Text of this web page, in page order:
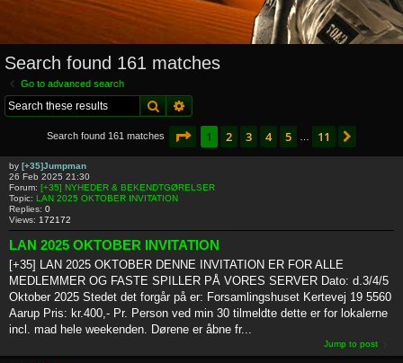
Search found 161 matches
Go to advanced search
Search
Search found 161 matches Page 1of 11
1 2 3 4 5 11
by [+35]Jumpman
26 Feb 2025 21:30
Forum: [+35] NYHEDER & BEKENDTGØRELSER
Topic: LAN 2025 OKTOBER INVITATION
Replies: 0
Views: 172172
LAN 2025 OKTOBER INVITATION
[+35] LAN 2025 OKTOBER DENNE INVITATION ER FOR ALLE
MEDLEMMER OG FASTE SPILLER PÅ VORES SERVER Dato: d.3/4/5
Oktober 2025 Stedet det forgår på er: Forsamlingshuset Kertevej 19 5560
Aarup Pris: kr.400,- Pr. Person ved min 30 tilmeldte dette er for lokalerne
incl. mad hele weekenden. Dørene er åbne fr...
Jump to post